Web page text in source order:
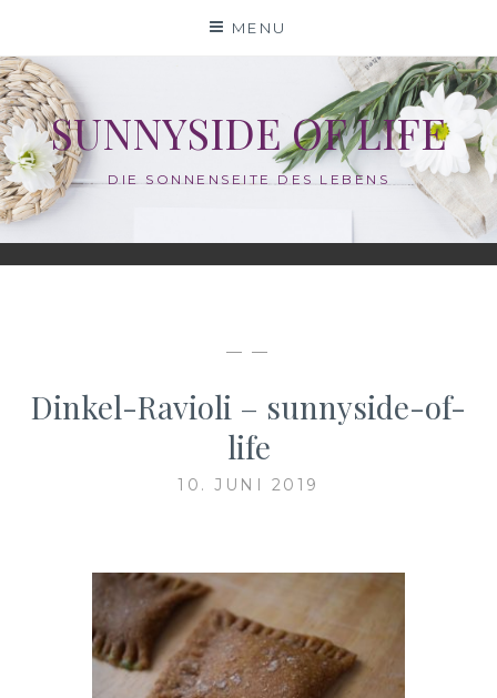
content
MENU
SUNNYSIDE OF LIFE
DIE SONNENSEITE DES LEBENS
— —
Dinkel-Ravioli – sunnyside-of-
life
10. JUNI 2019